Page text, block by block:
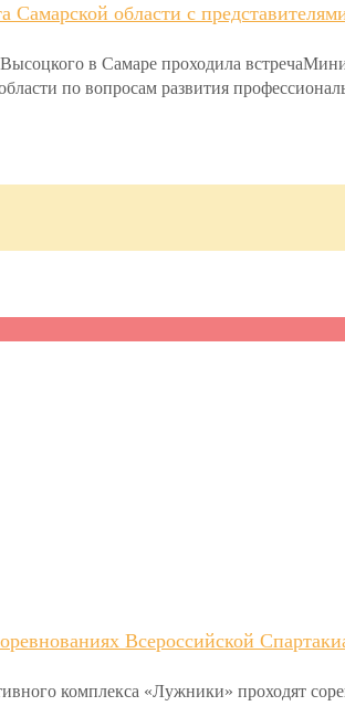
Самарской области с
в Самаре проходила
по вопросам развития
Всероссийской
комплекса «Лужники» проходят